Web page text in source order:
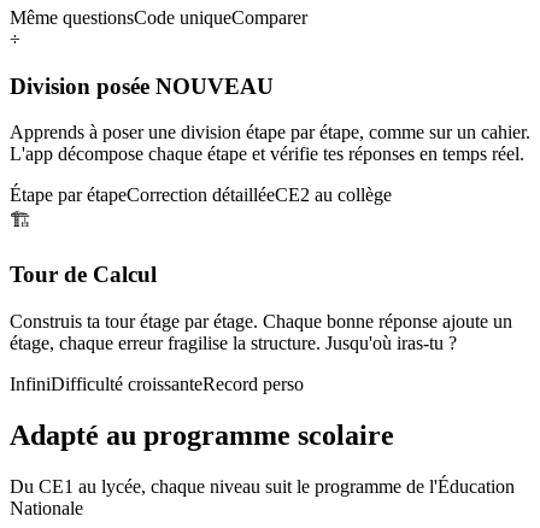
Même questionsCode uniqueComparer
÷
Division posée NOUVEAU
Apprends à poser une division étape par étape, comme sur un cahier.
L'app décompose chaque étape et vérifie tes réponses en temps réel.
Étape par étapeCorrection détailléeCE2 au collège
🏗️
Tour de Calcul
Construis ta tour étage par étage. Chaque bonne réponse ajoute un
étage, chaque erreur fragilise la structure. Jusqu'où iras-tu ?
InfiniDifficulté croissanteRecord perso
Adapté au programme scolaire
Du CE1 au lycée, chaque niveau suit le programme de l'Éducation
Nationale